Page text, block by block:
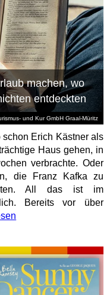
und Kur GmbH Graal-Müritz
machen, wo
entdeckten
Erich Kästner als
Haus gehen, in
verbrachte. Oder
die Franz Kafka zu
All das ist im
Bereits vor über